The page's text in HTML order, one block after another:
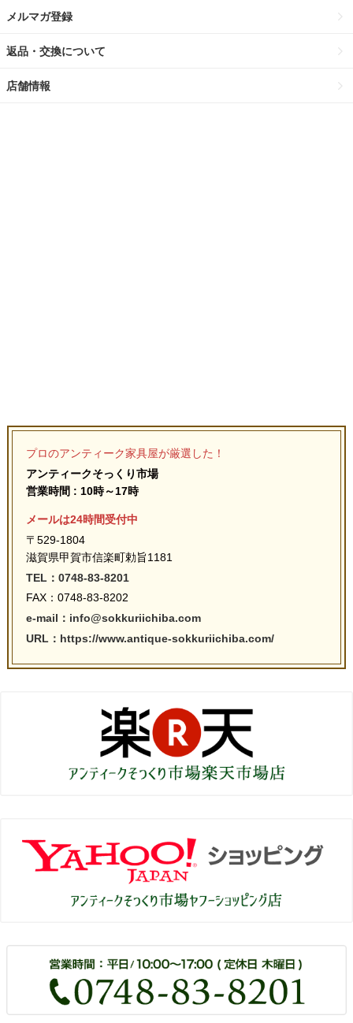
メルマガ登録
返品・交換について
店舗情報
プロのアンティーク家具屋が厳選した！
アンティークそっくり市場
営業時間 : 10時～17時
メールは24時間受付中
〒529-1804
滋賀県甲賀市信楽町勅旨1181
TEL：0748-83-8201
FAX：0748-83-8202
e-mail：info@sokkuriichiba.com
URL：https://www.antique-sokkuriichiba.com/